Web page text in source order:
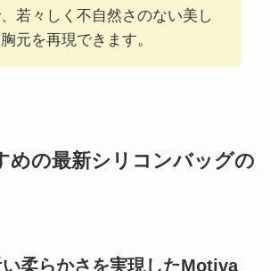
若々しく不自然さのない美し
元を再現できます。
めの最新シリコンバッグの
柔らかさを実現したMotiva